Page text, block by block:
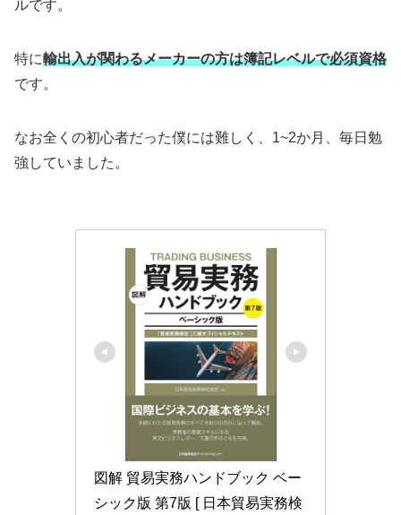
ルです。
特に輸出入が関わるメーカーの方は簿記レベルで必須資格
です。
なお全くの初心者だった僕には難しく、1~2か月、毎日勉
強していました。
図解 貿易実務ハンドブック ベー
シック版 第7版 [ 日本貿易実務検